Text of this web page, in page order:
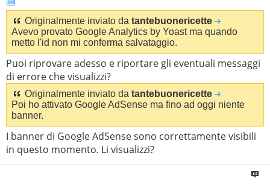
Originalmente inviato da tantebuonericette
Avevo provato Google Analytics by Yoast ma quando
metto l'id non mi conferma salvataggio.
Puoi riprovare adesso e riportare gli eventuali messaggi
di errore che visualizzi?
Originalmente inviato da tantebuonericette
Poi ho attivato Google AdSense ma fino ad oggi niente
banner.
I banner di Google AdSense sono correttamente visibili
in questo momento. Li visualizzi?